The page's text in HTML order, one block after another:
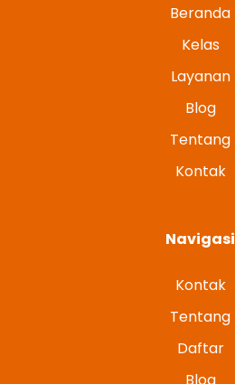
Beranda
Kelas
Layanan
Blog
Tentang
Kontak
Navigasi
Kontak
Tentang
Daftar